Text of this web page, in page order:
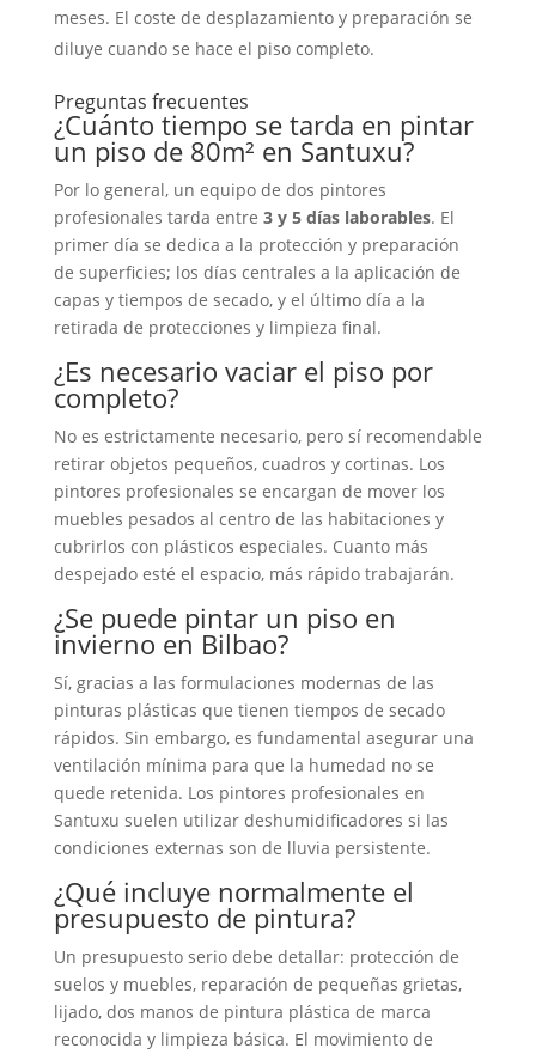
meses. El coste de desplazamiento y preparación se
diluye cuando se hace el piso completo.
Preguntas frecuentes
¿Cuánto tiempo se tarda en pintar
un piso de 80m² en Santuxu?
Por lo general, un equipo de dos pintores
profesionales tarda entre 3 y 5 días laborables. El
primer día se dedica a la protección y preparación
de superficies; los días centrales a la aplicación de
capas y tiempos de secado, y el último día a la
retirada de protecciones y limpieza final.
¿Es necesario vaciar el piso por
completo?
No es estrictamente necesario, pero sí recomendable
retirar objetos pequeños, cuadros y cortinas. Los
pintores profesionales se encargan de mover los
muebles pesados al centro de las habitaciones y
cubrirlos con plásticos especiales. Cuanto más
despejado esté el espacio, más rápido trabajarán.
¿Se puede pintar un piso en
invierno en Bilbao?
Sí, gracias a las formulaciones modernas de las
pinturas plásticas que tienen tiempos de secado
rápidos. Sin embargo, es fundamental asegurar una
ventilación mínima para que la humedad no se
quede retenida. Los pintores profesionales en
Santuxu suelen utilizar deshumidificadores si las
condiciones externas son de lluvia persistente.
¿Qué incluye normalmente el
presupuesto de pintura?
Un presupuesto serio debe detallar: protección de
suelos y muebles, reparación de pequeñas grietas,
lijado, dos manos de pintura plástica de marca
reconocida y limpieza básica. El movimiento de